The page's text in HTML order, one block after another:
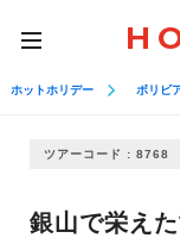
toggle
navigation
ホットホリデー ボリビ
ツアーコード : 8768
銀山で栄え